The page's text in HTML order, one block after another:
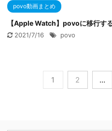
povo動画まとめ
【Apple Watch】povoに移行す
2021/7/16 povo
1 2 …